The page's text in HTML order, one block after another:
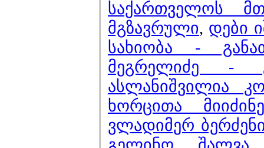
საქართველოს
მგზავრული, დები
სახიობა -
მეგრელიძე -
ასლანიშვილია
ხორცითა მიიძინე
ვლადიმერ